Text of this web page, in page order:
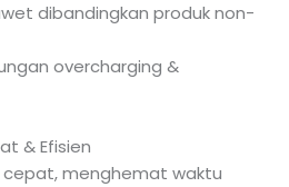
dibandingkan produk non-
overcharging &
& Efisien
cepat, menghemat waktu